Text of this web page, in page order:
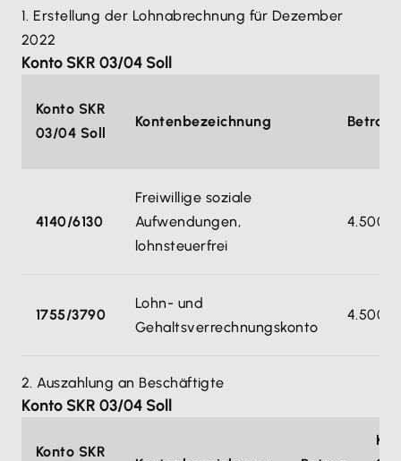
1. Erstellung der Lohnabrechnung für Dezember
2022
Konto SKR 03/04 Soll
Konto SKR
03/04 Soll
Kontenbezeichnung Betrag
4140/6130
Freiwillige soziale
Aufwendungen,
lohnsteuerfrei
4.500
1755/3790
Lohn- und
Gehaltsverrechnungskonto
4.500
2. Auszahlung an Beschäftigte
Konto SKR 03/04 Soll
Konto SKR